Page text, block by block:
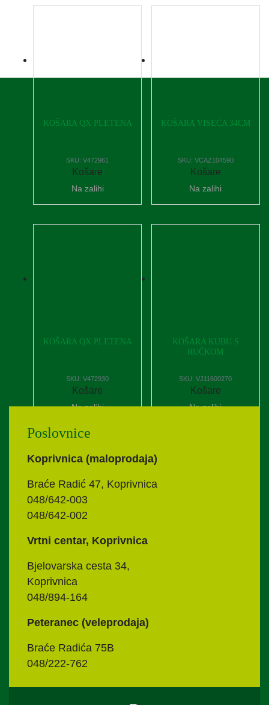
KOŠARA QX PLETENA
SKU:V472961
Košare
Na zalihi
KOŠARA VISEĆA 34CM
SKU: VCAZ104590
Košare
Na zalihi
KOŠARA QX PLETENA
SKU:V472930
Košare
Na zalihi
KOŠARA KUBU S
RUČKOM
SKU:VJ11600270
Košare
Na zalihi
Poslovnice
Koprivnica (maloprodaja)
Braće Radić 47, Koprivnica
048/642-003
048/642-002
Vrtni centar, Koprivnica
Bjelovarska cesta 34,
Koprivnica
048/894-164
Peteranec (veleprodaja)
Braće Radića 75B
048/222-762